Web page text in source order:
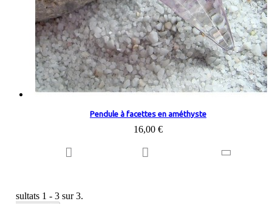
Pendule à facettes en améthyste
16,00 €
Résultats 1 - 3 sur 3.